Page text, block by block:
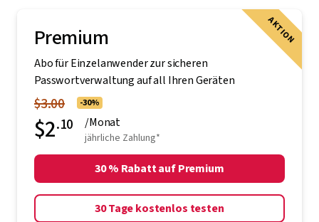
AKTION
Premium
Abo für Einzelanwender zur sicheren
Passwortverwaltung auf all Ihren Geräten
$3.00 -30%
$2.10 /Monat
jährliche Zahlung*
30 % Rabatt auf Premium
30 Tage kostenlos testen